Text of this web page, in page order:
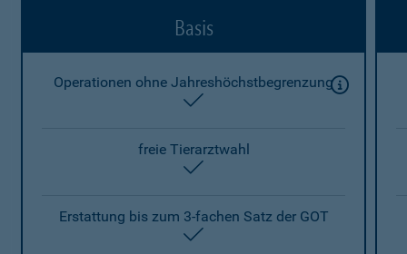
Basis
Operationen ohne Jahreshöchstbegrenzung
freie Tierarztwahl
Erstattung bis zum 3-fachen Satz der GOT